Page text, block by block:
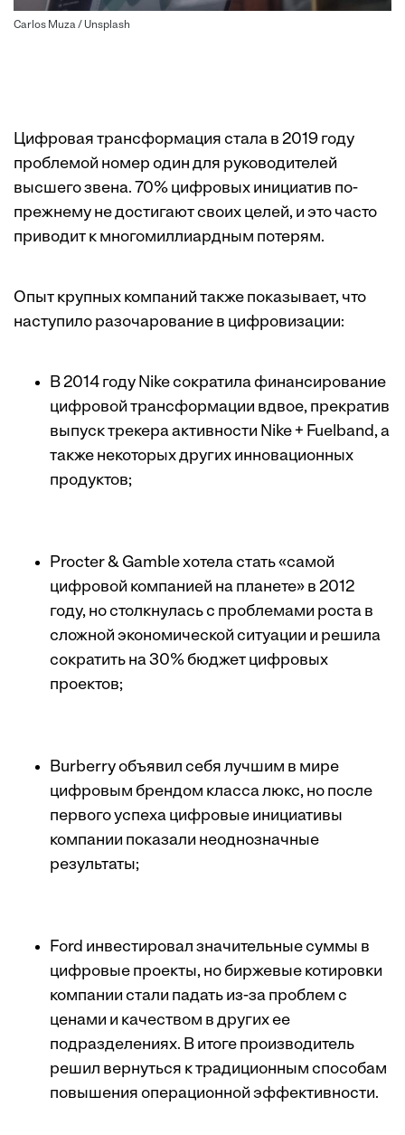
Carlos Muza / Unsplash
Цифровая трансформация стала в 2019 году
проблемой номер один для руководителей
высшего звена. 70% цифровых инициатив по-
прежнему не достигают своих целей, и это часто
приводит к многомиллиардным потерям.
Опыт крупных компаний также показывает, что
наступило разочарование в цифровизации:
В 2014 году Nike сократила финансирование
цифровой трансформации вдвое, прекратив
выпуск трекера активности Nike + Fuelband, а
также некоторых других инновационных
продуктов;
Procter & Gamble хотела стать «самой
цифровой компанией на планете» в 2012
году, но столкнулась с проблемами роста в
сложной экономической ситуации и решила
сократить на 30% бюджет цифровых
проектов;
Burberry объявил себя лучшим в мире
цифровым брендом класса люкс, но после
первого успеха цифровые инициативы
компании показали неоднозначные
результаты;
Ford инвестировал значительные суммы в
цифровые проекты, но биржевые котировки
компании стали падать из-за проблем с
ценами и качеством в других ее
подразделениях. В итоге производитель
решил вернуться к традиционным способам
повышения операционной эффективности.